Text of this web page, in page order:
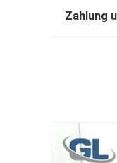
Zahlung